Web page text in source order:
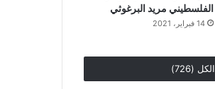
الفلسطيني مريد البرغوثي
14 فبراير، 2021
الكل (726)